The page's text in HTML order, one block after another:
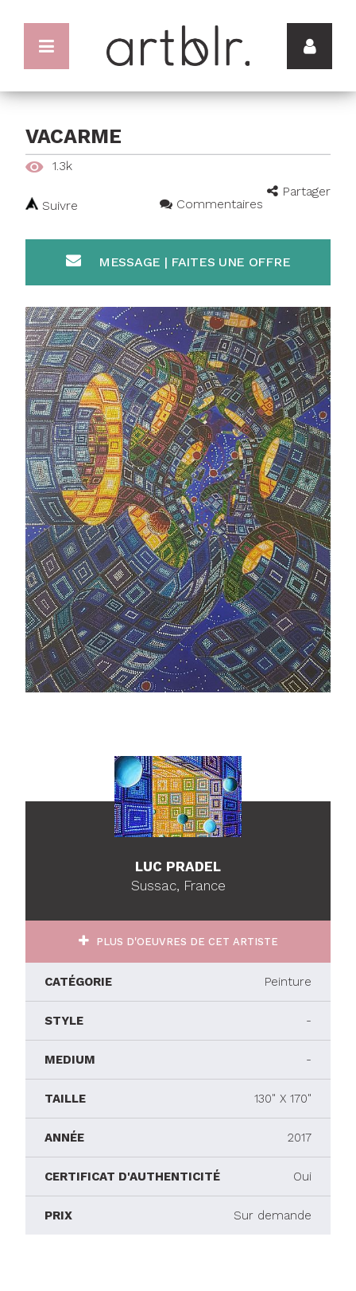
VACARME
1.3k
Partager
Suivre
Commentaires
MESSAGE | FAITES UNE OFFRE
LUC PRADEL
Sussac, France
PLUS D'OEUVRES DE CET ARTISTE
CATÉGORIE Peinture
STYLE -
MEDIUM -
TAILLE 130" X 170"
ANNÉE 2017
CERTIFICAT D'AUTHENTICITÉ Oui
PRIX Sur demande